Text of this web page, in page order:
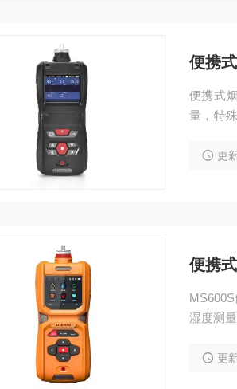
便携
便携式
量，特
更
便携
湿度测
更